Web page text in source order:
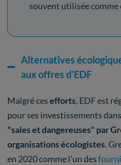
souvent utilisée
Alternatives
aux offres d’EDF
Malgré cesefforts, EDF est
pour ses investissements
"sales et dangereuses" par
organisations écologistes.
en 2020 comme l’un des